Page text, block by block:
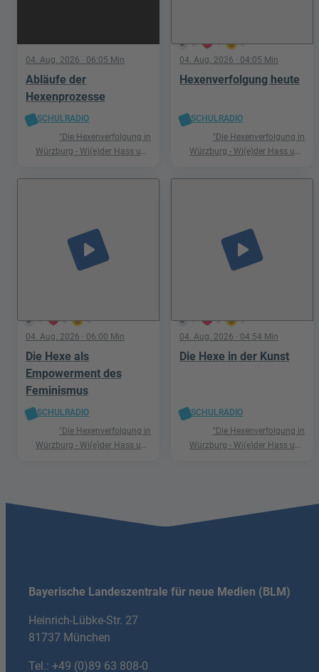
04. Aug. 2026 · 06:05 Min
Abläufe der
Hexenprozesse
SCHULRADIO
"Die Hexenverfolgung in
Würzburg - Wi(e)der Hass und
5 1 0
04. Aug. 2026 · 04:05 Min
Hexenverfolgung heute
SCHULRADIO
"Die Hexenverfolgung in
Würzburg - Wi(e)der Hass und
1 0 0
play_arrow
04. Aug. 2026 · 06:00 Min
Die Hexe als
Empowerment des
Feminismus
SCHULRADIO
"Die Hexenverfolgung in
Würzburg - Wi(e)der Hass und
1 0 0
play_arrow
04. Aug. 2026 · 04:54 Min
Die Hexe in der Kunst
SCHULRADIO
"Die Hexenverfolgung in
Würzburg - Wi(e)der Hass und
Bayerische Landeszentrale für neue Medien (BLM)
Heinrich-Lübke-Str. 27
81737 München
Tel.: +49 (0)89 63 808-0